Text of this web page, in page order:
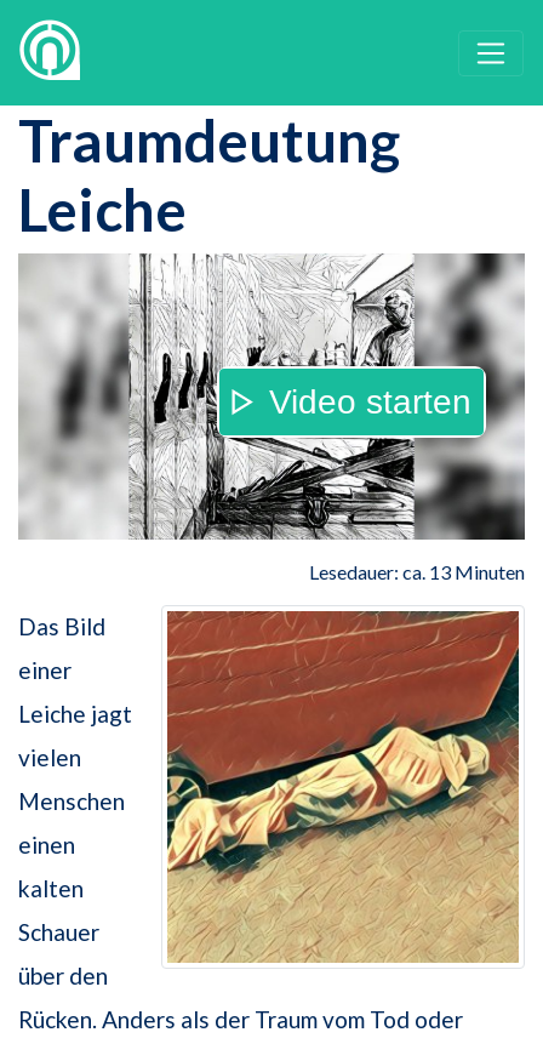
Traumdeutung
Leiche
Video starten
Lesedauer: ca. 13 Minuten
Das Bild
einer
Leiche jagt
vielen
Menschen
einen
kalten
Schauer
über den
Rücken. Anders als der Traum vom Tod oder